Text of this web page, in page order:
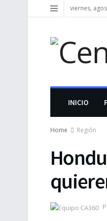
viernes,
INICIO
Home Región